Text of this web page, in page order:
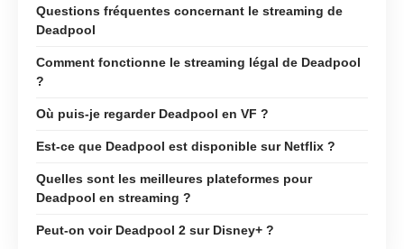
Questions fréquentes concernant le streaming de
Deadpool
Comment fonctionne le streaming légal de Deadpool
?
Où puis-je regarder Deadpool en VF ?
Est-ce que Deadpool est disponible sur Netflix ?
Quelles sont les meilleures plateformes pour
Deadpool en streaming ?
Peut-on voir Deadpool 2 sur Disney+ ?